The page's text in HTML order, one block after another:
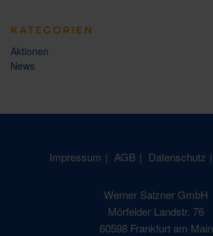
KATEGORIEN
Aktionen
News
Impressum AGB Datenschutz
Werner Salzner GmbH
Mörfelder Landstr. 76
60598 Frankfurt am Main